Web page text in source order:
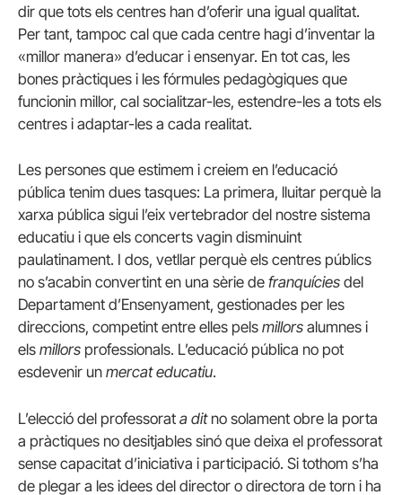
dir que tots els centres han d’oferir una igual qualitat.
Per tant, tampoc cal que cada centre hagi d’inventar la
«millor manera» d’educar i ensenyar. En tot cas, les
bones pràctiques i les fórmules pedagògiques que
funcionin millor, cal socialitzar-les, estendre-les a tots els
centres i adaptar-les a cada realitat.
Les persones que estimem i creiem en l’educació
pública tenim dues tasques: La primera, lluitar perquè la
xarxa pública sigui l’eix vertebrador del nostre sistema
educatiu i que els concerts vagin disminuint
paulatinament. I dos, vetllar perquè els centres públics
no s’acabin convertint en una sèrie de franquícies del
Departament d’Ensenyament, gestionades per les
direccions, competint entre elles pels millors alumnes i
els millors professionals. L’educació pública no pot
esdevenir un mercat educatiu.
L’elecció del professorat a ditno solament obre la porta
a pràctiques no desitjables sinó que deixa el professorat
sense capacitat d’iniciativa i participació. Si tothom s’ha
de plegar a les idees del director o directora de torn i ha